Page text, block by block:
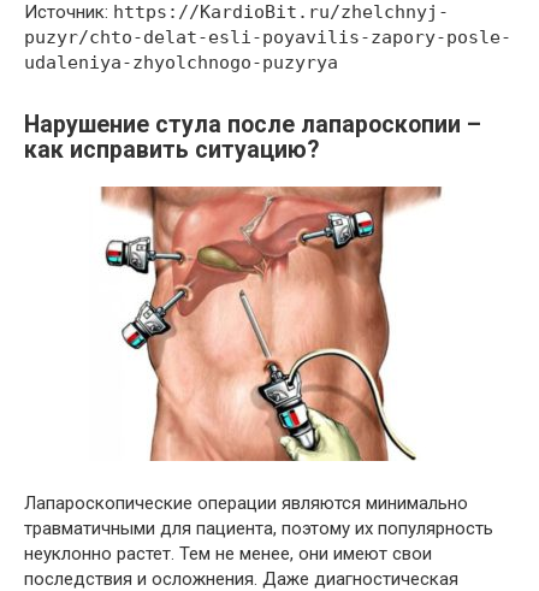
Источник: https://KardioBit.ru/zhelchnyj-
puzyr/chto-delat-esli-poyavilis-zapory-posle-
udaleniya-zhyolchnogo-puzyrya
Нарушение стула после лапароскопии –
как исправить ситуацию?
Лапароскопические операции являются минимально
травматичными для пациента, поэтому их популярность
неуклонно растет. Тем не менее, они имеют свои
последствия и осложнения. Даже диагностическая